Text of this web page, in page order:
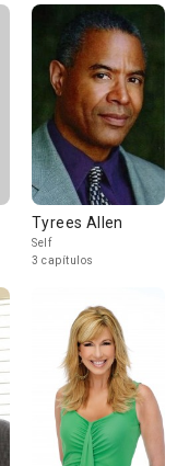
Tyrees Allen
Self
3 capítulos